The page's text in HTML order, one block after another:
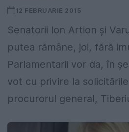
12 FEBRUARIE 2015
Senatorii Ion Artion şi
putea rămâne, joi, fără
Parlamentarii vor da, în
vot cu privire la
procurorul general,